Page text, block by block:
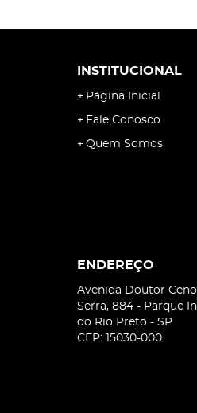
INSTITUCIONAL
Página Inicial
Fale Conosco
Quem Somos
ENDEREÇO
Avenida Doutor
Serra, 884 - Parque
do Rio Preto - SP
CEP: 15030-000